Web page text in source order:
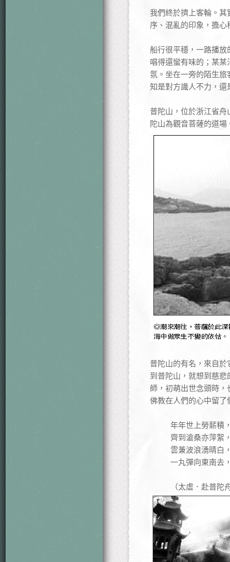
我們終於擠上客輪。
序、混亂的印象，擔
船行很平穩，一路播
唱得還蠻有味的；某
氛。坐在一旁的陌生
知是對方識人不力，
普陀山，位於浙江省
陀山為觀音菩薩的道
普陀山的有名，來自
到普陀山，就想到慈
師，初萌出世念頭時
佛教在人們的心中留
年年世上勞薪積
齊到滄桑亦萍絮
雲兼波浪湧晴白
一丸彈向東南去
（太虛．赴普陀